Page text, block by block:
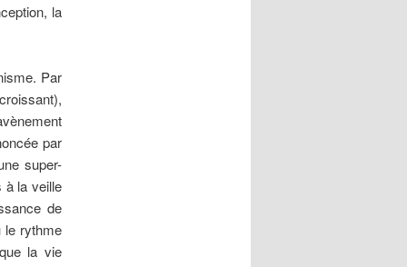
la
Par
par
super-
à la veille
de
le rythme
la vie